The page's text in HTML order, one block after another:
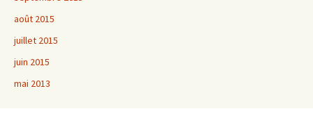
août 2015
juillet 2015
juin 2015
mai 2013